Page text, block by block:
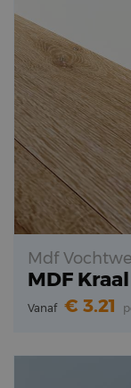
Mdf
MDF
Vanaf 3.21